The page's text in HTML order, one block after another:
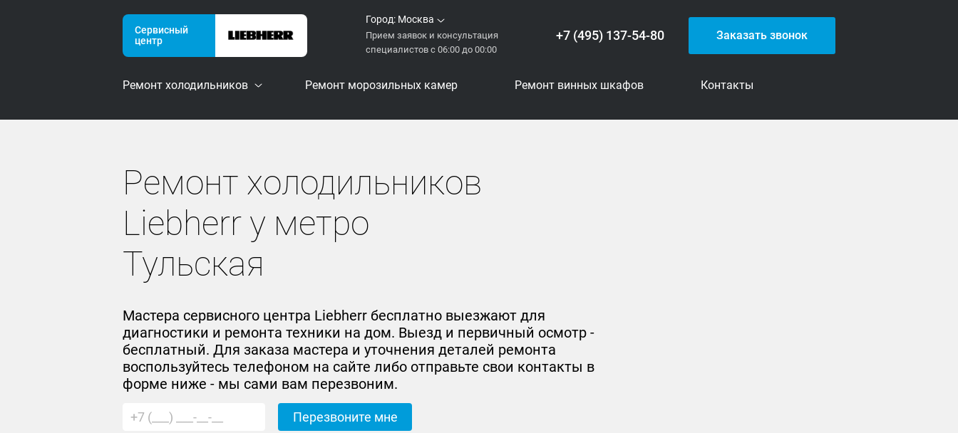
Сервисный
центр
Город: Москва
Прием заявок и консультация
специалистов с 06:00 до 00:00
+7 (495) 137-54-80 Заказать звонок
Ремонт холодильников Ремонт морозильных камер Ремонт винных шкафов Контакты
Ремонт холодильников
Liebherr у метро
Тульская
Мастера сервисного центра Liebherr бесплатно выезжают для
диагностики и ремонта техники на дом. Выезд и первичный осмотр -
бесплатный. Для заказа мастера и уточнения деталей ремонта
воспользуйтесь телефоном на сайте либо отправьте свои контакты в
форме ниже - мы сами вам перезвоним.